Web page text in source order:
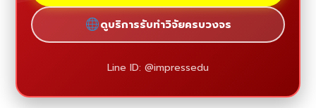
ดูบริการรับทำวิจัยครบวงจร
Line ID: @impressedu